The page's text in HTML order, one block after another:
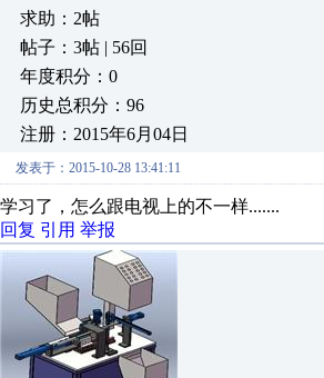
求助：2帖
帖子：3帖 | 56回
年度积分：0
历史总积分：96
注册：2015年6月04日
发表于：2015-10-28 13:41:11
学习了，怎么跟电视上的不一样.......
回复 引用 举报